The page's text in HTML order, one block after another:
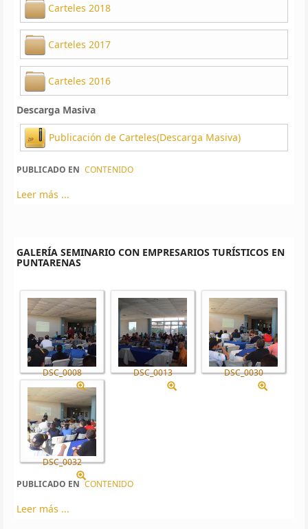
Carteles 2018
Carteles 2017
Carteles 2016
Descarga Masiva
Publicación de Carteles(Descarga Masiva)
PUBLICADO EN CONTENIDO
Leer más ...
GALERÍA SEMINARIO CON EMPRESARIOS TURÍSTICOS EN
PUNTARENAS
DSC_0008 DSC_0013 DSC_0030
DSC_0032
PUBLICADO EN CONTENIDO
Leer más ...